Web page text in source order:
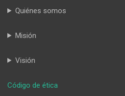
Quiénes somos
Misión
Visión
Código de ética